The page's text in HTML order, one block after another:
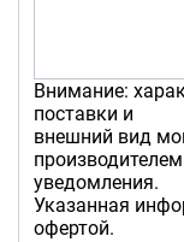
Внимание:
поставки и
внешний вид
уведомления.
Указанная
офертой.